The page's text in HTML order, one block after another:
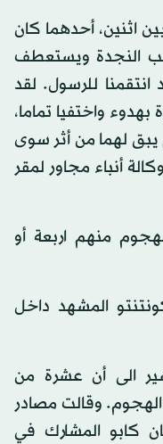
اثنين، أحدهما كان
النجدة ويستعطف
للرسول. لقد
بهدوء واختفيا تماما،
لهما من أثر سوى
أنباء مجاور لمقر
الهجوم منهم اربعة أو
المشهد داخل
الى أن عشرة من
الهجوم. وقالت مصادر
كابو المشارك في